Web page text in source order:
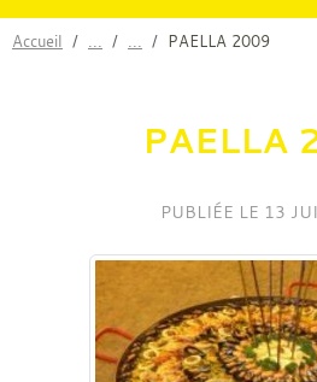
Accueil PAELLA 2009
PAELLA
PUBLIÉE LE 13